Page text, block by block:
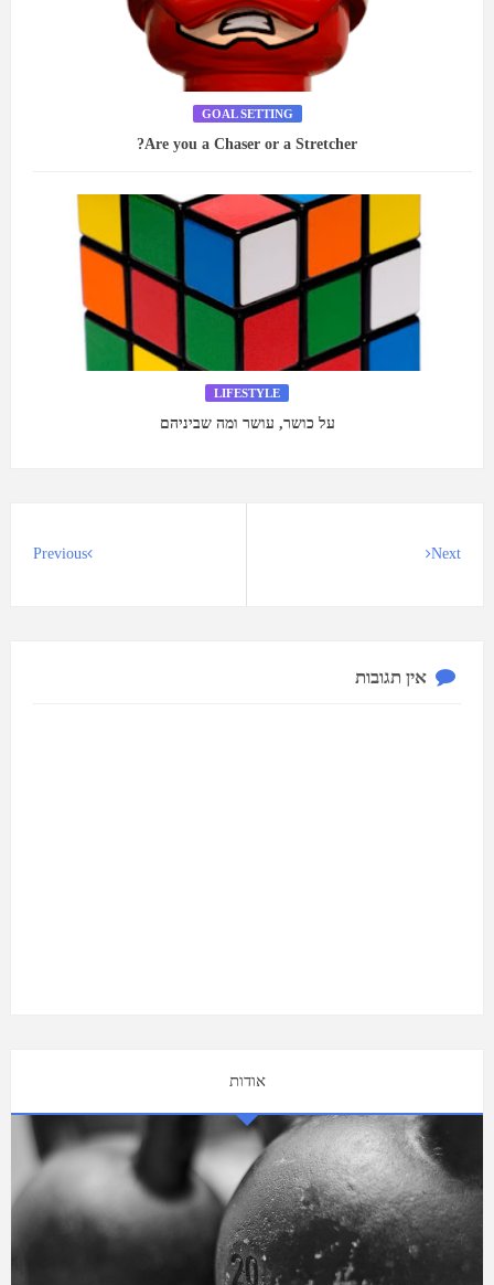
GOAL SETTING
Are you a Chaser or a Stretcher?
LIFESTYLE
על כושר, עושר ומה שביניהם
Next
Previous
אין תגובות
אודות